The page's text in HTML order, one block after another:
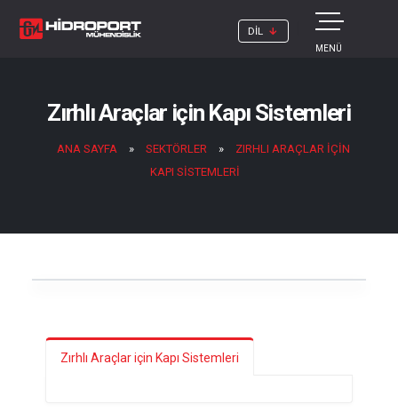
DİL
MENÜ
Zırhlı Araçlar için Kapı Sistemleri
ANA SAYFA » SEKTÖRLER »
ZIRHLI ARAÇLAR IÇIN
KAPI SISTEMLERI
Zırhlı Araçlar için Kapı Sistemleri